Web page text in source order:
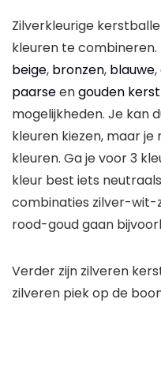
Zilverkleurige
kleuren te combineren.
beige, bronzen, blauwe,
paarseengouden
mogelijkheden. Je kan
kleuren kiezen, maar
kleuren. Ga je voor 3
kleur best iets
combinaties zilver-wit-
rood-goud gaan
Verder zijn zilveren
zilveren piek op de